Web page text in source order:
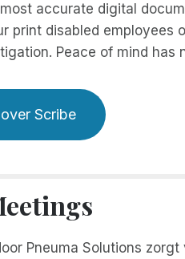
accurate digital
print disabled employees
Peace of mind has
Scribe
Pneuma Solutions